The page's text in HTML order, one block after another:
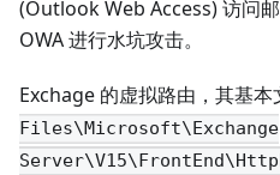
(Outlook Web Access) 访问
OWA 进行水坑攻击。
Exchage 的虚拟路由，其基本
Files\Microsoft\Exchange